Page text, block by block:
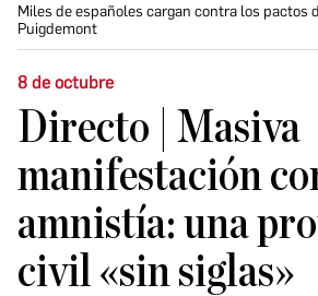
Miles de españoles cargan contra los pactos
Puigdemont
8 de octubre
Directo | Masiva
manifestación
amnistía: una
civil «sin siglas»